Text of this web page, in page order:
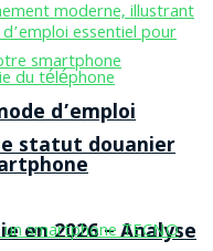
en 2026 – Analyse
d’emploi
statut douanier